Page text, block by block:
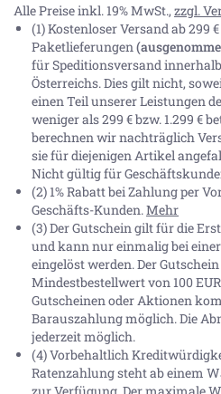
Alle Preise inkl. 19% MwSt., zzgl.
(1) Kostenloser Versand ab 299
Paketlieferungen
für Speditionsversand
Österreichs. Dies gilt nicht,
einen Teil unserer Leistungen
weniger als 299 € bzw. 1.299 €
berechnen wir nachträglich
sie für diejenigen Artikel
Nicht gültig für
(2) 1% Rabatt bei Zahlung per
Geschäfts-Kunden.Mehr
(3) Der Gutschein gilt für die
und kann nur einmalig bei
eingelöst werden. Der
Mindestbestellwert von 100
Gutscheinen oder Aktionen
Barauszahlung möglich. Die
jederzeit möglich.
(4) Vorbehaltlich
Ratenzahlung steht ab einem